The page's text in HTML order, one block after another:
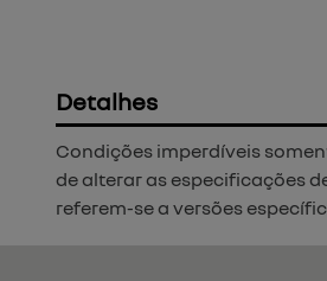
Detalhes
Condições imperdíveis
de alterar as especificações
referem-se a versões